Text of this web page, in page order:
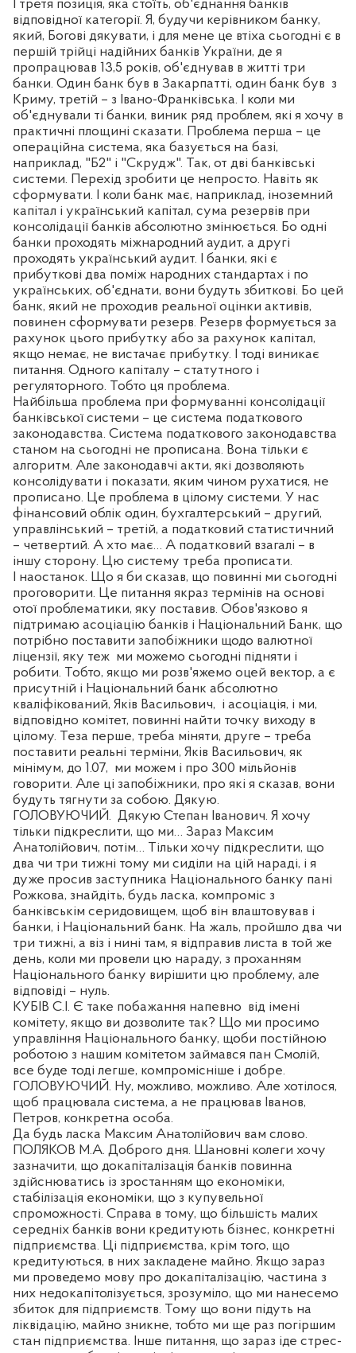
І третя позиція, яка стоїть, об'єднання банків
відповідної категорії. Я, будучи керівником банку,
який, Богові дякувати, і для мене це втіха сьогодні є в
першій трійці надійних банків України, де я
пропрацював 13,5 років, об'єднував в житті три
банки. Один банк був в Закарпатті, один банк був з
Криму, третій – з Івано-Франківська. І коли ми
об'єднували ті банки, виник ряд проблем, які я хочу в
практичні площині сказати. Проблема перша – це
операційна система, яка базується на базі,
наприклад, "Б2" і "Скрудж". Так, от дві банківські
системи. Перехід зробити це непросто. Навіть як
сформувати. І коли банк має, наприклад, іноземний
капітал і український капітал, сума резервів при
консолідації банків абсолютно змінюється. Бо одні
банки проходять міжнародний аудит, а другі
проходять український аудит. І банки, які є
прибуткові два поміж народних стандартах і по
українських, об'єднати, вони будуть збиткові. Бо цей
банк, який не проходив реальної оцінки активів,
повинен сформувати резерв. Резерв формується за
рахунок цього прибутку або за рахунок капітал,
якщо немає, не вистачає прибутку. І тоді виникає
питання. Одного капіталу – статутного і
регуляторного. Тобто ця проблема.
Найбільша проблема при формуванні консолідації
банківської системи – це система податкового
законодавства. Система податкового законодавства
станом на сьогодні не прописана. Вона тільки є
алгоритм. Але законодавчі акти, які дозволяють
консолідувати і показати, яким чином рухатися, не
прописано. Це проблема в цілому системи. У нас
фінансовий облік один, бухгалтерський – другий,
управлінський – третій, а податковий статистичний
– четвертий. А хто має… А податковий взагалі – в
іншу сторону. Цю систему треба прописати.
І наостанок. Що я би сказав, що повинні ми сьогодні
проговорити. Це питання якраз термінів на основі
отої проблематики, яку поставив. Обов'язково я
підтримаю асоціацію банків і Національний Банк, що
потрібно поставити запобіжники щодо валютної
ліцензії, яку теж ми можемо сьогодні підняти і
робити. Тобто, якщо ми розв'яжемо оцей вектор, а є
присутній і Національний банк абсолютно
кваліфікований, Яків Васильович, і асоціація, і ми,
відповідно комітет, повинні найти точку виходу в
цілому. Теза перше, треба міняти, друге – треба
поставити реальні терміни, Яків Васильович, як
мінімум, до 1.07, ми можем і про 300 мільйонів
говорити. Але ці запобіжники, про які я сказав, вони
будуть тягнути за собою. Дякую.
ГОЛОВУЮЧИЙ. Дякую Степан Іванович. Я хочу
тільки підкреслити, що ми… Зараз Максим
Анатолійович, потім… Тільки хочу підкреслити, що
два чи три тижні тому ми сиділи на цій нараді, і я
дуже просив заступника Національного банку пані
Рожкова, знайдіть, будь ласка, компроміс з
банківськім серидовищем, щоб він влаштовував і
банки, і Національний банк. На жаль, пройшло два чи
три тижні, а віз і нині там, я відправив листа в той же
день, коли ми провели цю нараду, з проханням
Національного банку вирішити цю проблему, але
відповіді – нуль.
КУБІВ С.І. Є таке побажання напевно від імені
комітету, якщо ви дозволите так? Що ми просимо
управління Національного банку, щоби постійною
роботою з нашим комітетом займався пан Смолій,
все буде тоді легше, компромісніше і добре.
ГОЛОВУЮЧИЙ. Ну, можливо, можливо. Але хотілося,
щоб працювала система, а не працював Іванов,
Петров, конкретна особа.
Да будь ласка Максим Анатолійович вам слово.
ПОЛЯКОВ М.А. Доброго дня. Шановні колеги хочу
зазначити, що докапіталізація банків повинна
здійснюватись із зростанням що економіки,
стабілізація економіки, що з купувельної
спроможності. Справа в тому, що більшість малих
середніх банків вони кредитують бізнес, конкретні
підприємства. Ці підприємства, крім того, що
кредитуються, в них закладене майно. Якщо зараз
ми проведемо мову про докапіталізацію, частина з
них недокапітолізується, зрозуміло, що ми нанесемо
збиток для підприємств. Тому що вони підуть на
ліквідацію, майно зникне, тобто ми ще раз погіршим
стан підприємства. Інше питання, що зараз іде стрес-